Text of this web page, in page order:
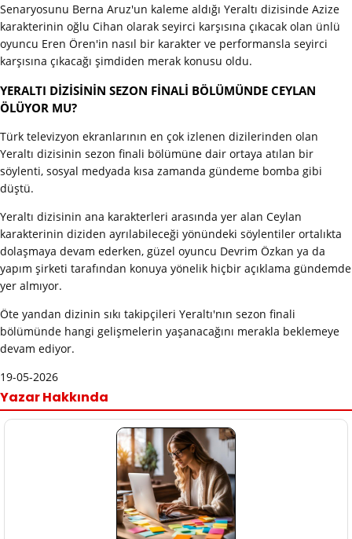
Senaryosunu Berna Aruz'un kaleme aldığı Yeraltı dizisinde Azize
karakterinin oğlu Cihan olarak seyirci karşısına çıkacak olan ünlü
oyuncu Eren Ören'in nasıl bir karakter ve performansla seyirci
karşısına çıkacağı şimdiden merak konusu oldu.
YERALTI DİZİSİNİN SEZON FİNALİ BÖLÜMÜNDE CEYLAN
ÖLÜYOR MU?
Türk televizyon ekranlarının en çok izlenen dizilerinden olan
Yeraltı dizisinin sezon finali bölümüne dair ortaya atılan bir
söylenti, sosyal medyada kısa zamanda gündeme bomba gibi
düştü.
Yeraltı dizisinin ana karakterleri arasında yer alan Ceylan
karakterinin diziden ayrılabileceği yönündeki söylentiler ortalıkta
dolaşmaya devam ederken, güzel oyuncu Devrim Özkan ya da
yapım şirketi tarafından konuya yönelik hiçbir açıklama gündemde
yer almıyor.
Öte yandan dizinin sıkı takipçileri Yeraltı'nın sezon finali
bölümünde hangi gelişmelerin yaşanacağını merakla beklemeye
devam ediyor.
19-05-2026
Yazar Hakkında